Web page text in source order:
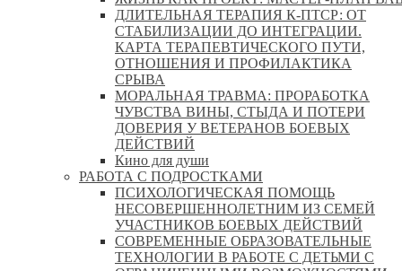
ДЛИТЕЛЬНАЯ ТЕРАПИЯ К-ПТСР: ОТ
СТАБИЛИЗАЦИИ ДО ИНТЕГРАЦИИ.
КАРТА ТЕРАПЕВТИЧЕСКОГО ПУТИ,
ОТНОШЕНИЯ И ПРОФИЛАКТИКА
СРЫВА
МОРАЛЬНАЯ ТРАВМА: ПРОРАБОТКА
ЧУВСТВА ВИНЫ, СТЫДА И ПОТЕРИ
ДОВЕРИЯ У ВЕТЕРАНОВ БОЕВЫХ
ДЕЙСТВИЙ
Кино для души
РАБОТА С ПОДРОСТКАМИ
ПСИХОЛОГИЧЕСКАЯ ПОМОЩЬ
НЕСОВЕРШЕННОЛЕТНИМ ИЗ СЕМЕЙ
УЧАСТНИКОВ БОЕВЫХ ДЕЙСТВИЙ
СОВРЕМЕННЫЕ ОБРАЗОВАТЕЛЬНЫЕ
ТЕХНОЛОГИИ В РАБОТЕ С ДЕТЬМИ С